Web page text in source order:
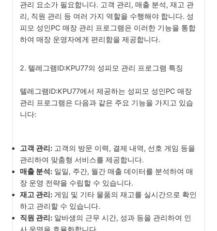
관리 요소가 필요합니다. 고객 관리, 매출 분석, 재고 관
리, 직원 관리 등 여러 가지 역할을 수행해야 합니다. 성
피모 성인PC 매장 관리 프로그램은 이러한 기능을 통합
하여 매장 운영자에게 편리함을 제공합니다.
2. 텔레그램ID:KPU77의 성피모 관리 프로그램 특징
텔레그램ID:KPU77에서 제공하는 성피모 성인PC 매장
관리 프로그램은 다음과 같은 주요 기능을 가지고 있습
니다:
고객 관리: 고객의 방문 이력, 결제 내역, 선호 게임 등을
관리하여 맞춤형 서비스를 제공합니다.
매출 분석: 일일, 주간, 월간 매출 데이터를 분석하여 매
장 운영 전략을 수립할 수 있습니다.
재고 관리: 게임 및 기타 물품의 재고를 실시간으로 확인
하고 관리할 수 있습니다.
직원 관리: 알바생의 근무 시간, 성과 등을 관리하여 인